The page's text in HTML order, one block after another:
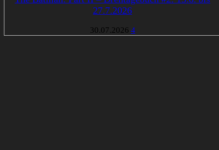
27.7.2026
30.07.2026 4